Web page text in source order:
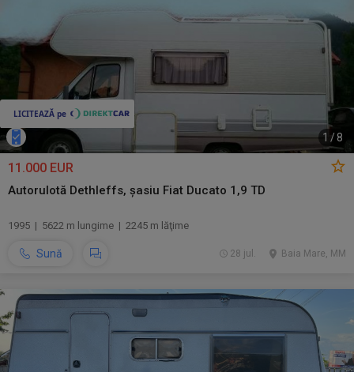
1 /8
11.000 EUR
Autorulotă Dethleffs, șasiu Fiat Ducato 1,9 TD
1995 | 5622 m lungime | 2245 m lăţime
Sună Baia Mare, MM
28 jul.